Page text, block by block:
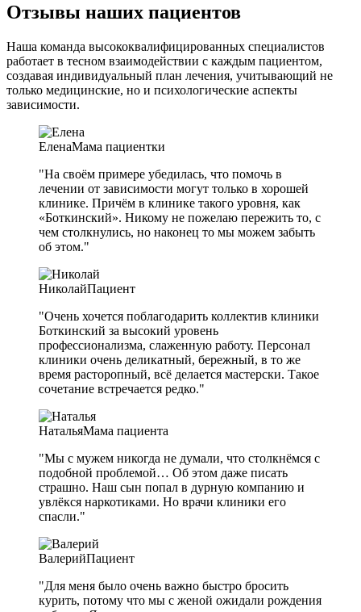
Отзывы наших пациентов
Наша команда высококвалифицированных специалистов
работает в тесном взаимодействии с каждым пациентом,
создавая индивидуальный план лечения, учитывающий не
только медицинские, но и психологические аспекты
зависимости.
ЕленаМама пациентки
"На своём примере убедилась, что помочь в
лечении от зависимости могут только в хорошей
клинике. Причём в клинике такого уровня, как
«Боткинский». Никому не пожелаю пережить то, с
чем столкнулись, но наконец то мы можем забыть
об этом."
НиколайПациент
"Очень хочется поблагодарить коллектив клиники
Боткинский за высокий уровень
профессионализма, слаженную работу. Персонал
клиники очень деликатный, бережный, в то же
время расторопный, всё делается мастерски. Такое
сочетание встречается редко."
НатальяМама пациента
"Мы с мужем никогда не думали, что столкнёмся с
подобной проблемой… Об этом даже писать
страшно. Наш сын попал в дурную компанию и
увлёкся наркотиками. Но врачи клиники его
спасли."
ВалерийПациент
"Для меня было очень важно быстро бросить
курить, потому что мы с женой ожидали рождения